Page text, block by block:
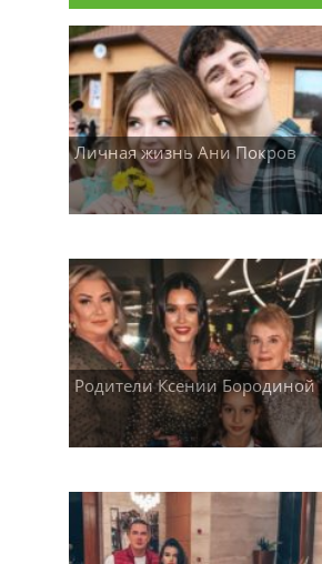
Личная жизнь Ани Покров
Родители Ксении Бородиной